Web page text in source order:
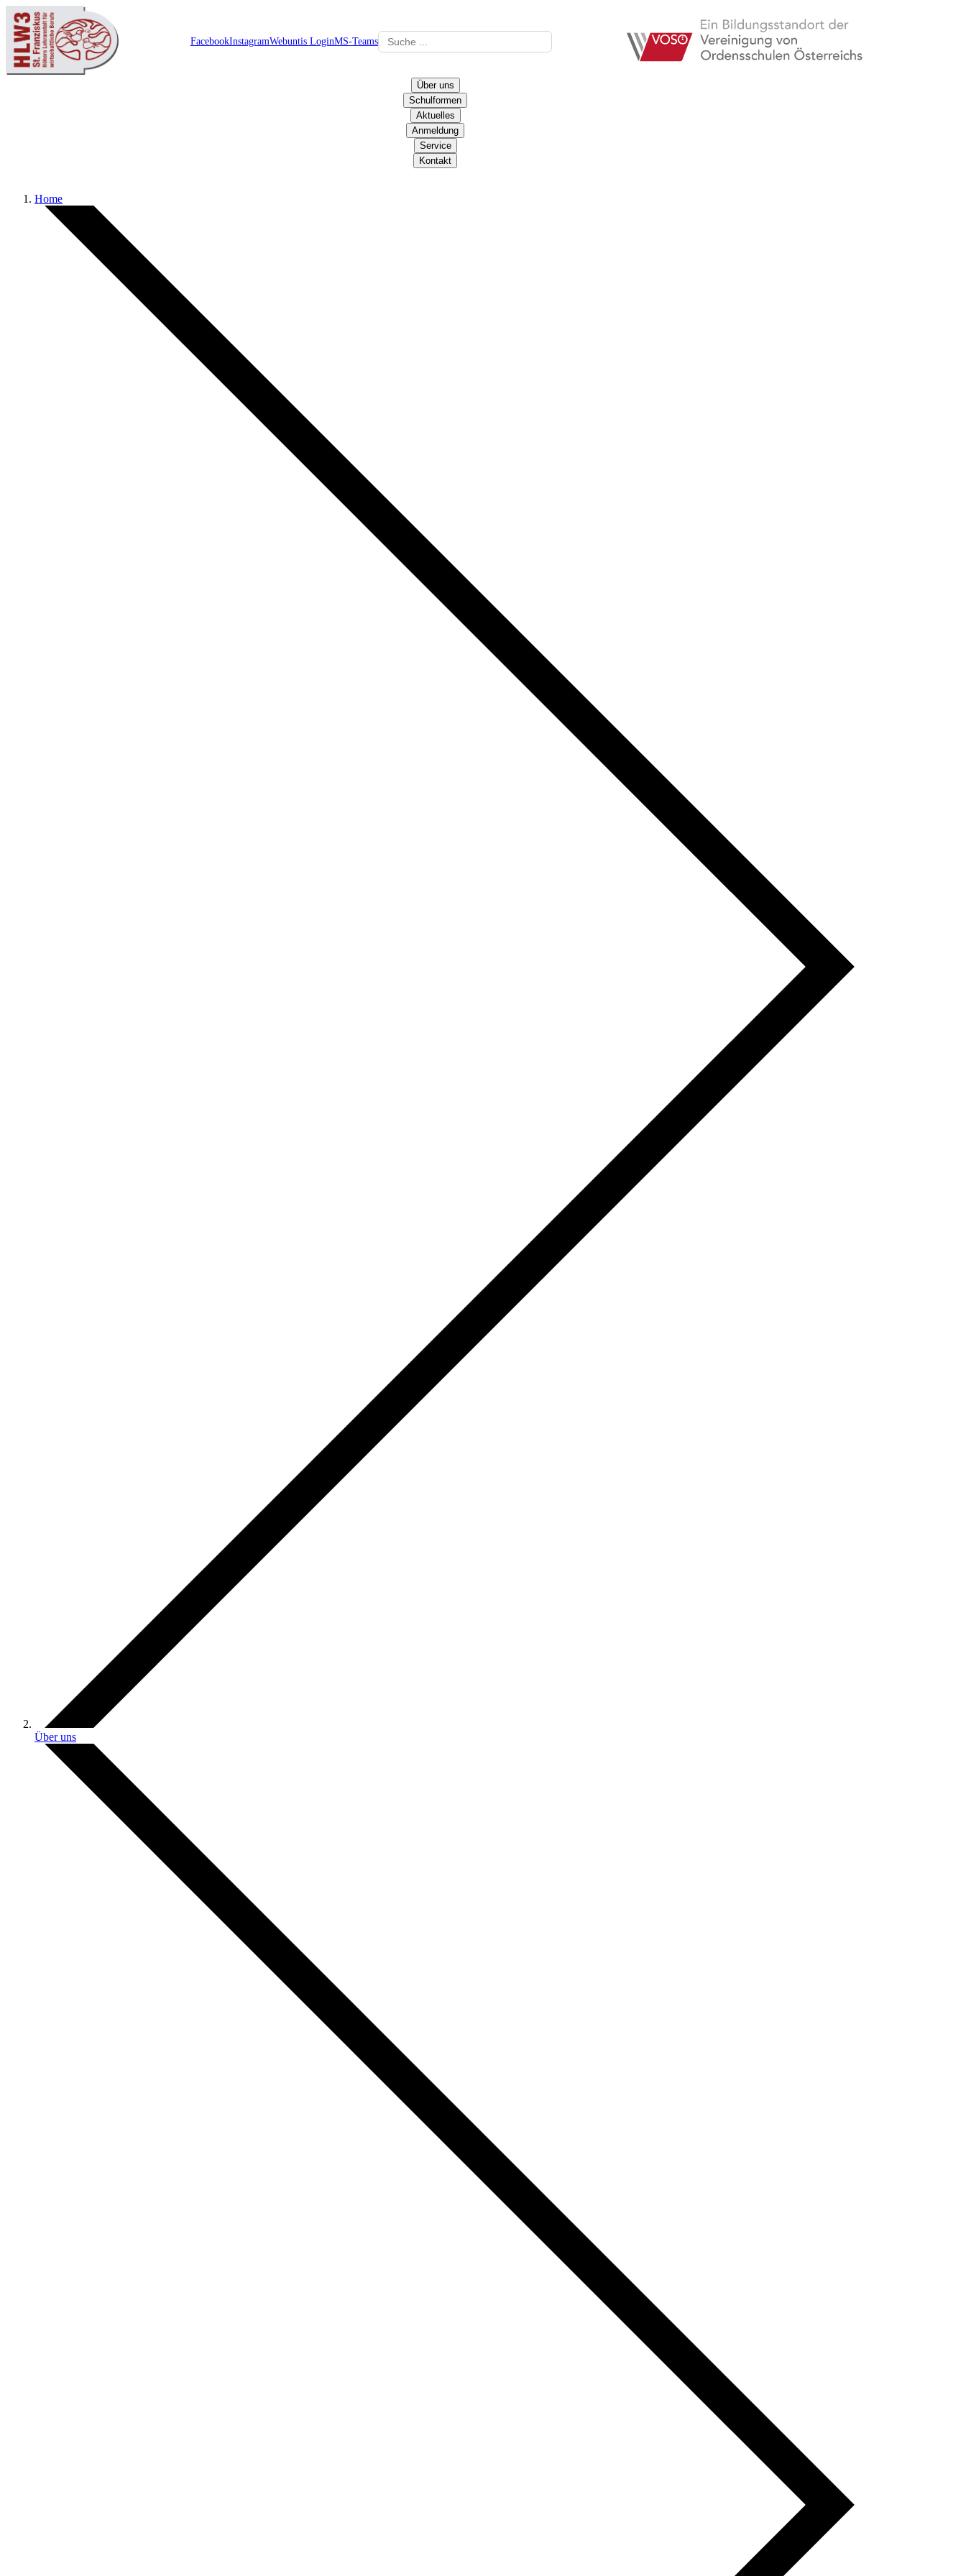
FacebookInstagramWebuntis LoginMS-Teams
Über uns
Schulformen
Aktuelles
Anmeldung
Service
Kontakt
Home
Über uns